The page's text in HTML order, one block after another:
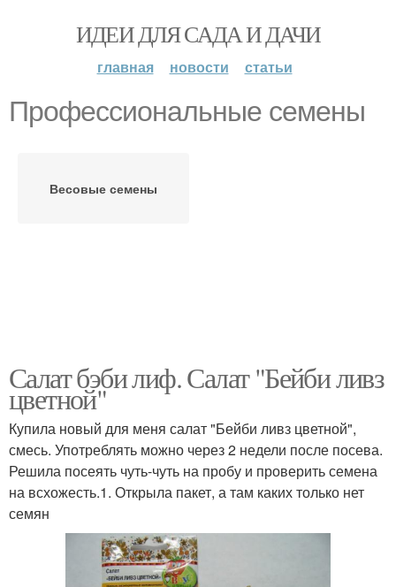
ИДЕИ ДЛЯ САДА И ДАЧИ
главная новости статьи
Профессиональные семены
Весовые семены
Салат бэби лиф. Салат "Бейби ливз
цветной"
Купила новый для меня салат "Бейби ливз цветной",
смесь. Употреблять можно через 2 недели после посева.
Решила посеять чуть-чуть на пробу и проверить семена
на всхожесть.1. Открыла пакет, а там каких только нет
семян